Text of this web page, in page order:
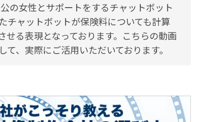
の女性とサポートをするチャットボット
チャットボットが保険料についても計算
る表現となっております。こちらの動画
、実際にご活用いただいております。